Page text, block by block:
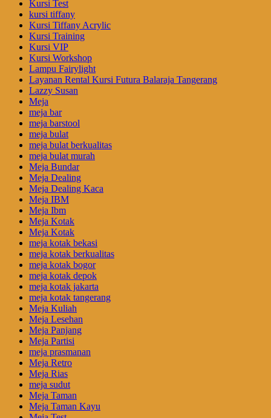
Kursi Test
kursi tiffany
Kursi Tiffany Acrylic
Kursi Training
Kursi VIP
Kursi Workshop
Lampu Fairylight
Layanan Rental Kursi Futura Balaraja Tangerang
Lazzy Susan
Meja
meja bar
meja barstool
meja bulat
meja bulat berkualitas
meja bulat murah
Meja Bundar
Meja Dealing
Meja Dealing Kaca
Meja IBM
Meja Ibm
Meja Kotak
Meja Kotak
meja kotak bekasi
meja kotak berkualitas
meja kotak bogor
meja kotak depok
meja kotak jakarta
meja kotak tangerang
Meja Kuliah
Meja Lesehan
Meja Panjang
Meja Partisi
meja prasmanan
Meja Retro
Meja Rias
meja sudut
Meja Taman
Meja Taman Kayu